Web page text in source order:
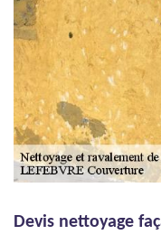
Devis nettoyage